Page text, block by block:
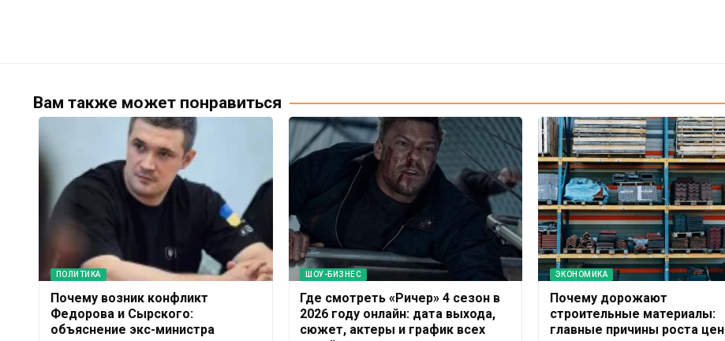
Вам также может понравиться
ПОЛИТИКА
Почему возник конфликт
Федорова и Сырского:
объяснение экс-министра
ШОУ-БИЗНЕС
Где смотреть «Ричер» 4 сезон в
2026 году онлайн: дата выхода,
сюжет, актеры и график всех
ЭКОНОМИКА
Почему дорожают
строительные материалы:
главные причины роста цен